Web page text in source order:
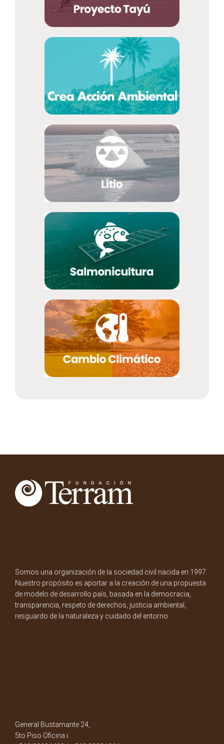
Somos una organización de la sociedad civil nacida en 1997.
Nuestro propósito es aportar a la creación de una propuesta
de modelo de desarrollo país, basada en la democracia,
transparencia, respeto de derechos, justicia ambiental,
resguardo de la naturaleza y cuidado del entorno.
General Bustamante 24,
5to Piso Oficina i.